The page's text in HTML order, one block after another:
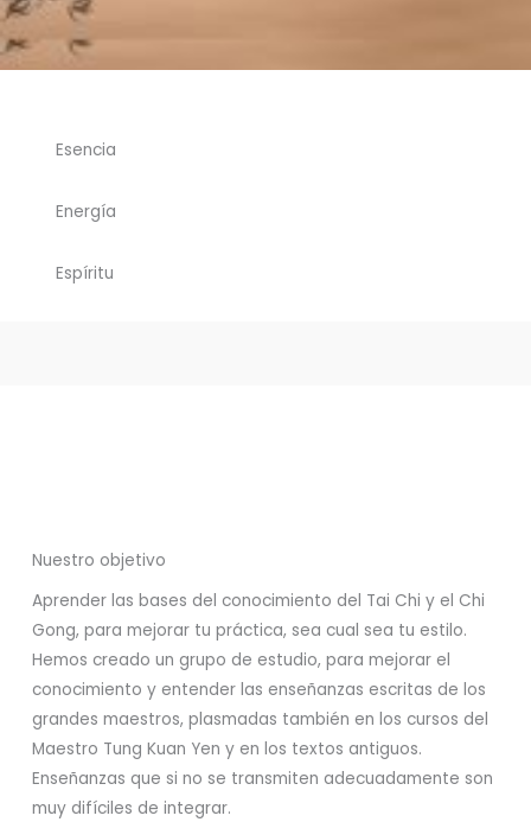
Esencia
Energía
Espíritu
Nuestro objetivo
Aprender las bases del conocimiento del Tai Chi y el Chi
Gong, para mejorar tu práctica, sea cual sea tu estilo.
Hemos creado un grupo de estudio, para mejorar el
conocimiento y entender las enseñanzas escritas de los
grandes maestros, plasmadas también en los cursos del
Maestro Tung Kuan Yen y en los textos antiguos.
Enseñanzas que si no se transmiten adecuadamente son
muy difíciles de integrar.